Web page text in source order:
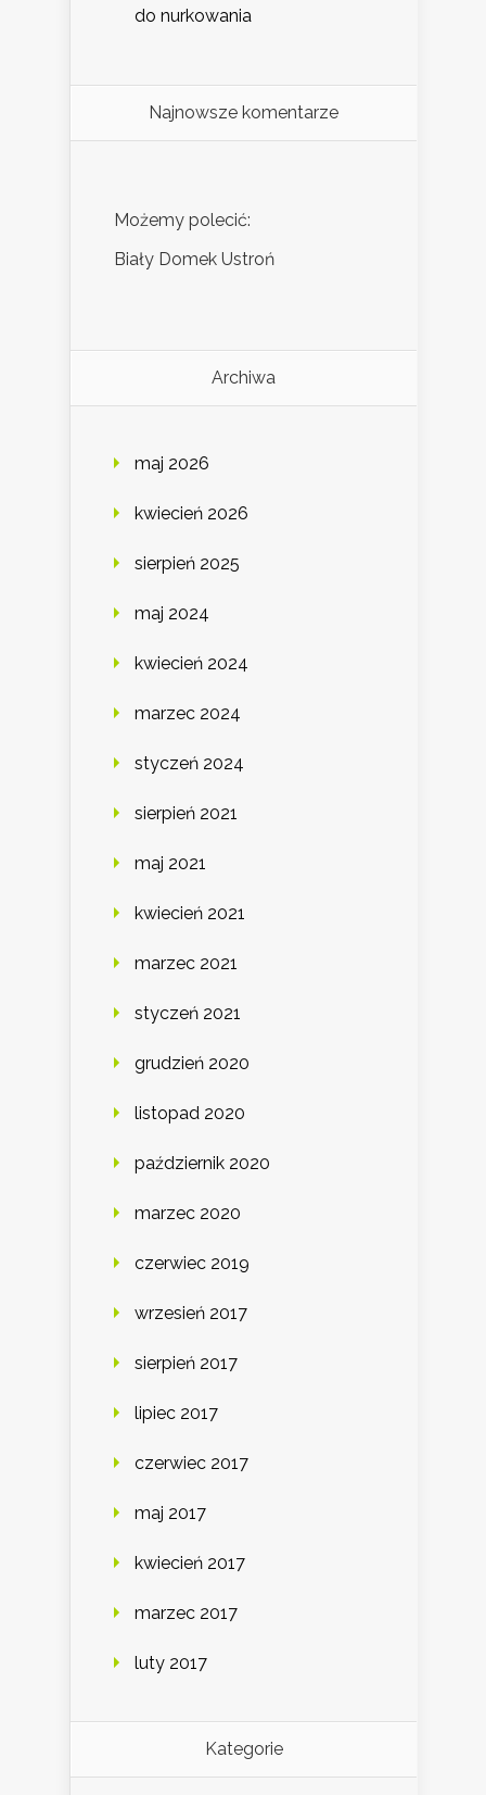
do nurkowania
Najnowsze komentarze
Możemy polecić:
Biały Domek Ustroń
Archiwa
maj 2026
kwiecień 2026
sierpień 2025
maj 2024
kwiecień 2024
marzec 2024
styczeń 2024
sierpień 2021
maj 2021
kwiecień 2021
marzec 2021
styczeń 2021
grudzień 2020
listopad 2020
październik 2020
marzec 2020
czerwiec 2019
wrzesień 2017
sierpień 2017
lipiec 2017
czerwiec 2017
maj 2017
kwiecień 2017
marzec 2017
luty 2017
Kategorie